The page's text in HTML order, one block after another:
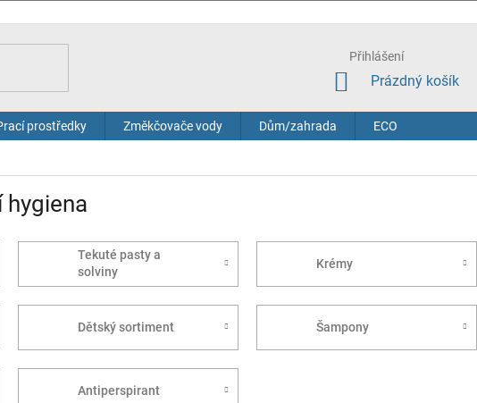
Přihlášení
NÁKUPNÍ
Prázdný košík
prostředky Změkčovače vody Dům/zahrada ECO
hygiena
Tekuté pasty a
solviny
Krémy
Dětský sortiment Šampony
Antiperspirant